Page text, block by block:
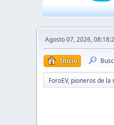
Agosto 07, 2026,
Inicio
ForoEV, pioneros de